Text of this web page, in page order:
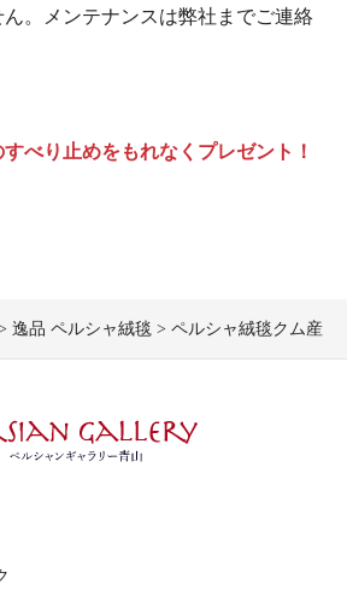
。メンテナンスは弊社までご連絡
べり止めをもれなくプレゼント！
逸品 ペルシャ絨毯 ペルシャ絨毯クム産ザ